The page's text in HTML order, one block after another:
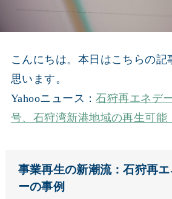
こんにちは。本日はこちらの記
思います。
Yahooニュース：石狩再エネデ
号、石狩湾新港地域の再生可
事業再生の新潮流：石狩再
ーの事例